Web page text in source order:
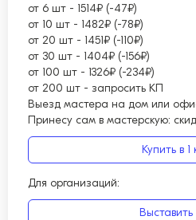
от 6 шт - 1514₽ (-47₽)
от 10 шт - 1482₽ (-78₽)
от 20 шт - 1451₽ (-110₽)
от 30 шт - 1404₽ (-156₽)
от 100 шт - 1326₽ (-234₽)
от 200 шт - запросить КП
Выезд мастера на дом или
Принесу сам в мастерскую:
Купить в 1
Для организаций:
Выставить